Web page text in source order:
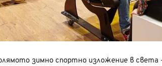
зимно спортно изложение в света